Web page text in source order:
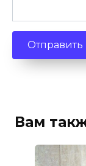
Вам